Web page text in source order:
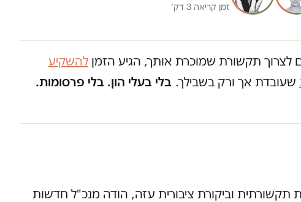
זמן קריאה 3 דק׳
לצרוך תקשורת שמוכרת אותך, הגיע הזמן להשקיע
שעובדת אך ורק בשבילך. בלי בעלי הון. בלי פרסומות.
תקשורתית וביקורת ציבורית עזה, הודה מנכ"ל חדשות